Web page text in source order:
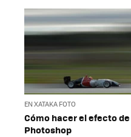
EN XATAKA FOTO
Cómo hacer el efecto
Photoshop